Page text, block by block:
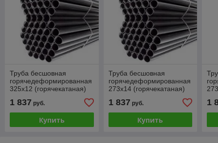
Труба бесшовная
горячедеформированная
325х12 (горячекатаная)
1 837 руб.
Купить
Труба бесшовная
горячедеформированная
273х14 (горячекатаная)
1 837 руб.
Купить
1